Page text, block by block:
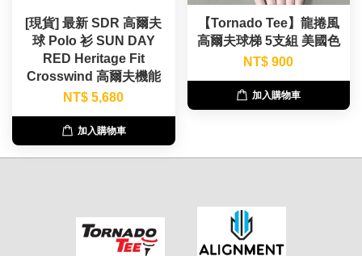
[現貨] 最新 SDR 高爾夫
球 Polo 衫 SUN DAY
RED Heritage Fit
Crosswind 高爾夫機能
NT$ 5,680
加入購物車
【Tornado Tee】龍捲風
高爾夫球梯 5支組 美國色
NT$ 900
加入購物車